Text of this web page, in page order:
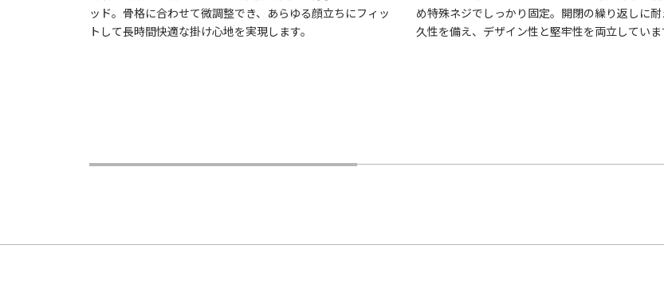
ッド。骨格に合わせて微調整でき、あらゆる顔立ちにフィッ
トして長時間快適な掛け心地を実現します。
め特殊ネジでしっかり固定。開閉の繰り返しに
久性を備え、デザイン性と堅牢性を両立していま